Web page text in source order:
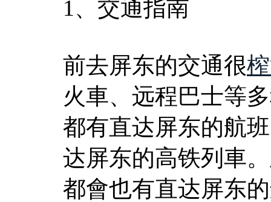
1、交通指南
前去屏东的交通很
火車、远程巴士等
都有直达屏东的航
达屏东的高铁列車
都會也有直达屏东